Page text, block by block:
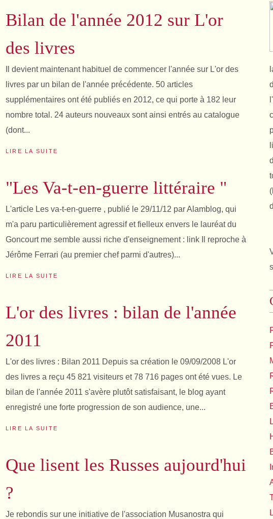
Bilan de l'année 2012 sur L'or
des livres
Il devient maintenant habituel de commencer l'année sur L'or des
livres par un bilan de l'année précédente. 50 articles
supplémentaires ont été publiés en 2012, ce qui porte à 182 leur
nombre total. 24 auteurs nouveaux sont ainsi entrés au catalogue
(dont...
LIRE LA SUITE
"Les Va-t-en-guerre littéraire "
L'article Les va-t-en-guerre , publié le 29/11/12 par Alamblog, qui
m'a paru particulièrement agressif et fielleux envers le lauréat du
Goncourt me semble aussi riche d'enseignement : link Il reproche à
Jérôme Ferrari (au premier chef parmi d'autres)...
LIRE LA SUITE
L'or des livres : bilan de l'année
2011
L'or des livres : Bilan 2011 Depuis sa création le 09/09/2008 L'or
des livres a reçu 45 821 visiteurs et 78 716 pages ont été vues. Le
bilan de l'année 2011 s'avère plutôt satisfaisant, le blog ayant
enregistré une forte progression de son audience, une...
LIRE LA SUITE
Que lisent les Russes aujourd'hui
?
Je rebondis sur une initiative de l'association Musanostra qui